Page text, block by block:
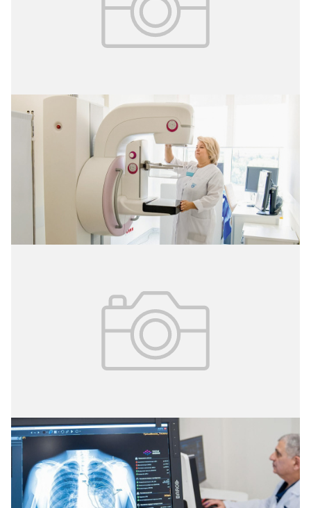
28.10.2024 № 41(340)
Здоровье молочной железы
Более чем в два раза увеличилось количество
исследований для раннего выявления рака молочной
28.10.2024 № 41(340)
ИИ-технологии медицины
В проект бюджета столицы на 2025 год заложено
выделение средств на развитие цифровых технологий.